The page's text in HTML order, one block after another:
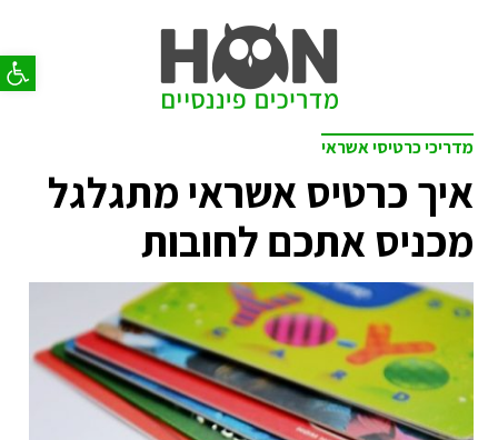
פתח
מדריכי כרטיסי אשראי
איך כרטיס אשראי מתגלגל
מכניס אתכם לחובות